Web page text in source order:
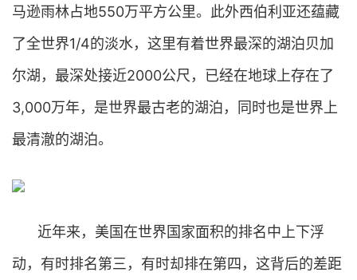
马逊雨林占地550万平方公里。此外西伯利亚还蕴藏
了全世界1/4的淡水，这里有着世界最深的湖泊贝加
尔湖，最深处接近2000公尺，已经在地球上存在了
3,000万年，是世界最古老的湖泊，同时也是世界上
最清澈的湖泊。
近年来，美国在世界国家面积的排名中上下浮
动，有时排名第三，有时却排在第四，这背后的差距